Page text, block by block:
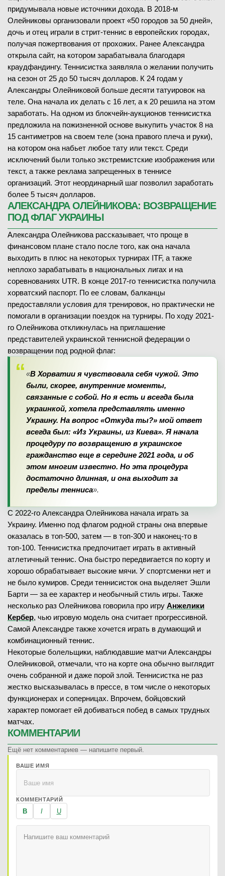
придумывала новые источники дохода. В 2018-м
Олейниковы организовали проект «50 городов за 50 дней»,
дочь и отец играли в стрит-теннис в европейских городах,
получая пожертвования от прохожих. Ранее Александра
открыла сайт, на котором зарабатывала благодаря
краудфандингу. Теннисистка заявляла о желании получить
на сезон от 25 до 50 тысяч долларов. К 24 годам у
Александры Олейниковой больше десяти татуировок на
теле. Она начала их делать с 16 лет, а к 20 решила на этом
заработать. На одном из блокчейн-аукционов теннисистка
предложила на пожизненной основе выкупить участок 8 на
15 сантиметров на своем теле (зона правого плеча и руки),
на котором она набьет любое тату или текст. Среди
исключений были только экстремистские изображения или
текст, а также реклама запрещенных в теннисе
организаций. Этот неординарный шаг позволил заработать
более 5 тысяч долларов.
АЛЕКСАНДРА ОЛЕЙНИКОВА: ВОЗВРАЩЕНИЕ
ПОД ФЛАГ УКРАИНЫ
Александра Олейникова рассказывает, что проще в
финансовом плане стало после того, как она начала
выходить в плюс на некоторых турнирах ITF, а также
неплохо зарабатывать в национальных лигах и на
соревнованиях UTR. В конце 2017-го теннисистка получила
хорватский паспорт. По ее словам, балканцы
предоставляли условия для тренировок, но практически не
помогали в организации поездок на турниры. По ходу 2021-
го Олейникова откликнулась на приглашение
представителей украинской теннисной федерации о
возвращении под родной флаг:
«В Хорватии я чувствовала себя чужой. Это
были, скорее, внутренние моменты,
связанные с собой. Но я есть и всегда была
украинкой, хотела представлять именно
Украину. На вопрос «Откуда ты?» мой ответ
всегда был: «Из Украины, из Киева». Я начала
процедуру по возвращению в украинское
гражданство еще в середине 2021 года, и об
этом многим известно. Но эта процедура
достаточно длинная, и она выходит за
пределы тенниса».
С 2022-го Александра Олейникова начала играть за
Украину. Именно под флагом родной страны она впервые
оказалась в топ-500, затем — в топ-300 и наконец-то в
топ-100. Теннисистка предпочитает играть в активный
атлетичный теннис. Она быстро передвигается по корту и
хорошо обрабатывает высокие мячи. У спортсменки нет и
не было кумиров. Среди теннисисток она выделяет Эшли
Барти — за ее характер и необычный стиль игры. Также
несколько раз Олейникова говорила про игру Анжелики
Кербер, чью игровую модель она считает прогрессивной.
Самой Александре также хочется играть в думающий и
комбинационный теннис.
Некоторые болельщики, наблюдавшие матчи Александры
Олейниковой, отмечали, что на корте она обычно выглядит
очень собранной и даже порой злой. Теннисистка не раз
жестко высказывалась в прессе, в том числе о некоторых
функционерах и соперницах. Впрочем, бойцовский
характер помогает ей добиваться побед в самых трудных
матчах.
КОММЕНТАРИИ
Ещё нет комментариев — напишите первый.
ВАШЕ ИМЯ
КОММЕНТАРИЙ
B I U